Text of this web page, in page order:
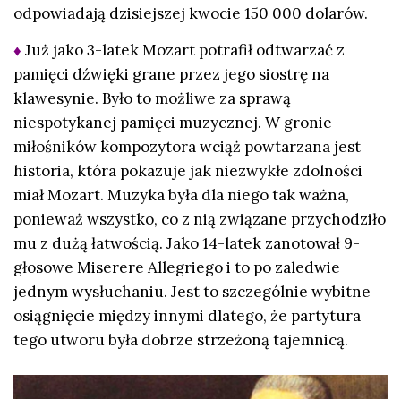
odpowiadają dzisiejszej kwocie 150 000 dolarów.
♦ Już jako 3-latek Mozart potrafił odtwarzać z
pamięci dźwięki grane przez jego siostrę na
klawesynie. Było to możliwe za sprawą
niespotykanej pamięci muzycznej. W gronie
miłośników kompozytora wciąż powtarzana jest
historia, która pokazuje jak niezwykłe zdolności
miał Mozart. Muzyka była dla niego tak ważna,
ponieważ wszystko, co z nią związane przychodziło
mu z dużą łatwością. Jako 14-latek zanotował 9-
głosowe Miserere Allegriego i to po zaledwie
jednym wysłuchaniu. Jest to szczególnie wybitne
osiągnięcie między innymi dlatego, że partytura
tego utworu była dobrze strzeżoną tajemnicą.